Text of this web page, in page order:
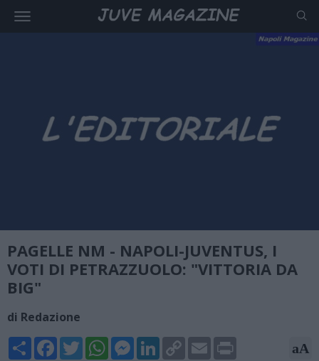
PAGELLE NM - NAPOLI-JUVENTUS, I
VOTI DI PETRAZZUOLO: "VITTORIA DA
BIG"
di Redazione
Share FacebookTwitterWhatsAppMessengerLinkedInCopy
Link
Email aA